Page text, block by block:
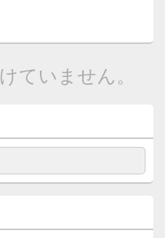
ていません。